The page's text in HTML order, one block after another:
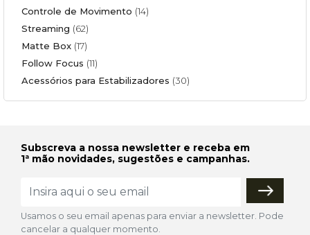
Controle de Movimento (14)
Streaming (62)
Matte Box (17)
Follow Focus (11)
Acessórios para Estabilizadores (30)
Subscreva a nossa newsletter e receba em
1ª mão novidades, sugestões e campanhas.
Usamos o seu email apenas para enviar a newsletter. Pode
cancelar a qualquer momento.